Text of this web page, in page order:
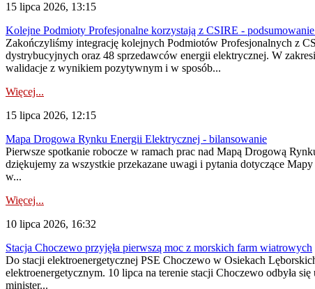
15 lipca 2026, 13:15
Kolejne Podmioty Profesjonalne korzystają z CSIRE -
Zakończyliśmy integrację kolejnych Podmiotów Profesjonalnych z
dystrybucyjnych oraz 48 sprzedawców energii elektrycznej. W
walidacje z wynikiem pozytywnym i w sposób...
Więcej...
15 lipca 2026, 12:15
Mapa Drogowa Rynku Energii Elektrycznej - bilansowanie
Pierwsze spotkanie robocze w ramach prac nad Mapą Drogową
dziękujemy za wszystkie przekazane uwagi i pytania dotyczące
w...
Więcej...
10 lipca 2026, 16:32
Stacja Choczewo przyjęła pierwszą moc z morskich farm wiatrowych
Do stacji elektroenergetycznej PSE Choczewo w Osiekach
elektroenergetycznym. 10 lipca na terenie stacji Choczewo odbyła
minister...